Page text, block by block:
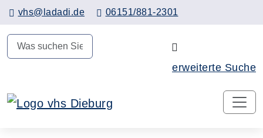
vhs@ladadi.de 06151/881-2301
erweiterte Suche
Hauptinhalt anspringen